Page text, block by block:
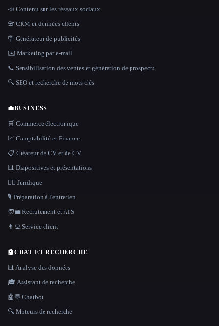
📣 Contenu sur les réseaux sociaux
📇 CRM et données clients
🪧 Générateur de publicités
✉️ Marketing par e-mail
📞 Sensibilisation des ventes et génération de prospects
🔍 SEO et recherche de mots clés
💼BUSINESS
🛒 Commerce électronique
📈 Comptabilité et Finance
📋 Créateur de CV et de CV
📊 Diapositives et présentations
👩‍⚖️ Juridique
🎙️ Préparation à l'entretien
🧑‍💼 Recrutement et ATS
👨‍💻 Service client
🤖CHAT ET RECHERCHE
📊 Analyse des données
🎓 Assistant de recherche
🤖💬 Chatbot
🔍 Moteurs de recherche